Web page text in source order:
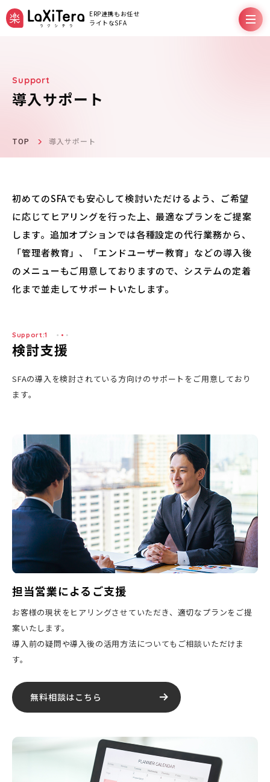
ERP連携もお任せ
ライトなSFA
無料トライアル
ERPで連携をさらにラクに
機能
料金プラン
導入事例
お役立ちコラム
お問い合わせ
導入サポート
TOP 導入サポート
初めてのSFAでも安心して検討いただけるよう、ご希望
に応じてヒアリングを行った上、最適なプランをご提案
します。追加オプションでは各種設定の代行業務から、
「管理者教育」、「エンドユーザー教育」などの導入後
のメニューもご用意しておりますので、システムの定着
化まで並走してサポートいたします。
Support:1
検討支援
SFAの導入を検討されている方向けのサポートをご用意しており
ます。
担当営業によるご支援
お客様の現状をヒアリングさせていただき、適切なプランをご提
案いたします。
導入前の疑問や導入後の活用方法についてもご相談いただけま
す。
無料相談はこちら